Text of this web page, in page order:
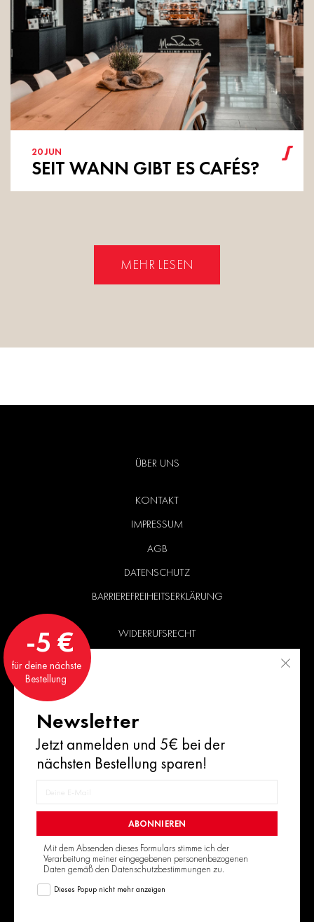
20JUN
SEIT WANN GIBT ES CAFÉS?
MEHR LESEN
ÜBER UNS
KONTAKT
IMPRESSUM
AGB
DATENSCHUTZ
BARRIEREFREIHEITSERKLÄRUNG
WIDERRUFSRECHT
SOCIAL MEDIA
BEZAHLSERVICES
Newsletter
Jetzt anmelden und 5€ bei der
nächsten Bestellung sparen!
ABONNIEREN
Mit dem Absenden dieses Formulars stimme ich der
Verarbeitung meiner eingegebenen personenbezogenen
Daten gemäß den Datenschutzbestimmungen zu.
Dieses Popup nicht mehr anzeigen
-5 €
für deine nächste
Bestellung